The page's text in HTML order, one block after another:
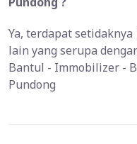
Ya, terdapat setidaknya
lain yang serupa
Bantul - Immobilizer -
Pundong